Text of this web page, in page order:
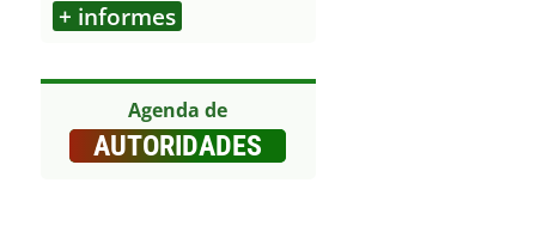
Outros
+ informes
Agenda de
AUTORIDADES